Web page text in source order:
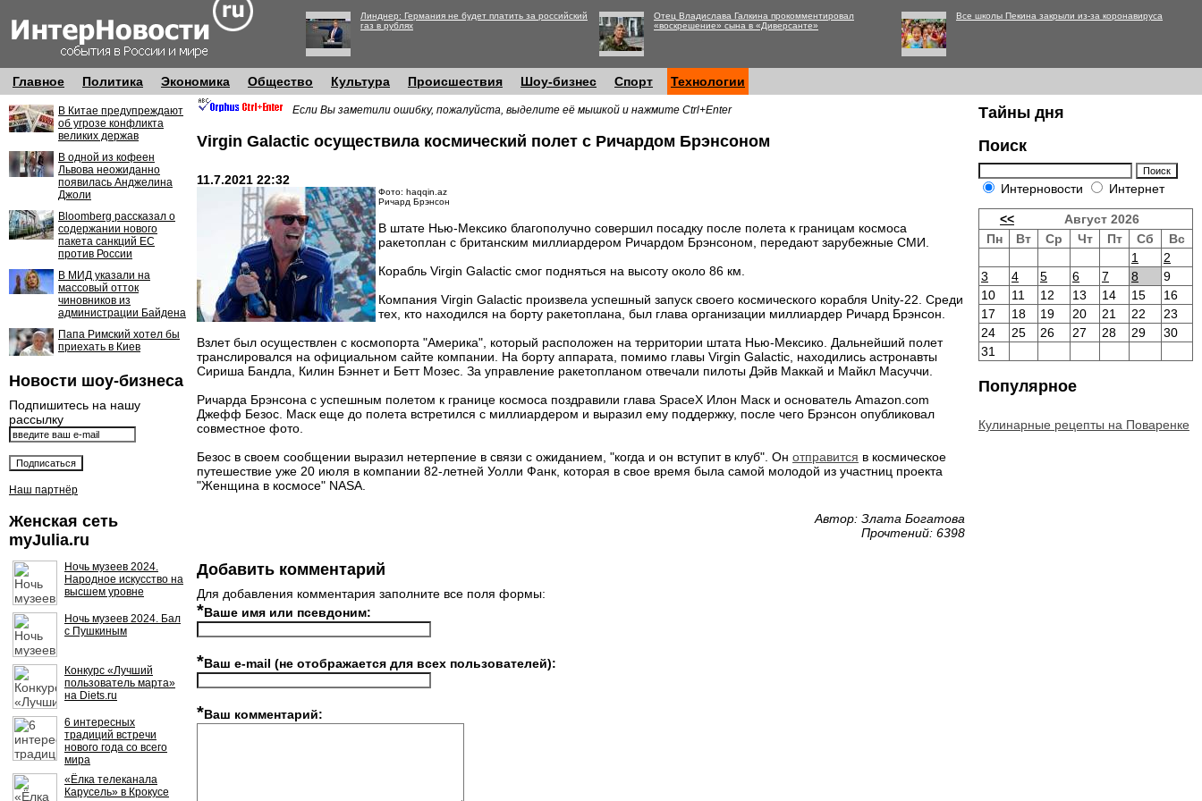
Линднер: Германия не будет платить за российский
газ в рублях
Отец Владислава Галкина прокомментировал
«воскрешение» сына в «Диверсанте»
Все школы Пекина закрыли из-за коронавируса
Главное Политика Экономика Общество Культура Происшествия Шоу-бизнес Спорт Технологии
В Китае предупреждают
об угрозе конфликта
великих держав
В одной из кофеен
Львова неожиданно
появилась Анджелина
Джоли
Bloomberg рассказал о
содержании нового
пакета санкций ЕС
против России
В МИД указали на
массовый отток
чиновников из
администрации Байдена
Папа Римский хотел бы
приехать в Киев
Новости шоу-бизнеса
Подпишитесь на нашу
рассылку
Наш партнёр
Женская сеть
myJulia.ru
Ночь музеев 2024.
Народное искусство на
высшем уровне
Ночь музеев 2024. Бал
с Пушкиным
Конкурс «Лучший
пользователь марта»
на Diets.ru
6 интересных
традиций встречи
нового года со всего
мира
«Ёлка телеканала
Карусель» в Крокусе
Если Вы заметили ошибку, пожалуйста, выделите её мышкой и нажмите Ctrl+Enter
Virgin Galactic осуществила космический полет с Ричардом Брэнсоном
11.7.2021 22:32
Фото: haqqin.az
Ричард Брэнсон
В штате Нью-Мексико благополучно совершил посадку после полета к границам космоса
ракетоплан с британским миллиардером Ричардом Брэнсоном, передают зарубежные СМИ.
Корабль Virgin Galactic смог подняться на высоту около 86 км.
Компания Virgin Galactic произвела успешный запуск своего космического корабля Unity-22. Среди
тех, кто находился на борту ракетоплана, был глава организации миллиардер Ричард Брэнсон.
Взлет был осуществлен с космопорта "Америка", который расположен на территории штата Нью-Мексико. Дальнейший полет
транслировался на официальном сайте компании. На борту аппарата, помимо главы Virgin Galactic, находились астронавты
Сириша Бандла, Килин Бэннет и Бетт Мозес. За управление ракетопланом отвечали пилоты Дэйв Маккай и Майкл Масуччи.
Ричарда Брэнсона с успешным полетом к границе космоса поздравили глава SpaceX Илон Маск и основатель Amazon.com
Джефф Безос. Маск еще до полета встретился с миллиардером и выразил ему поддержку, после чего Брэнсон опубликовал
совместное фото.
Безос в своем сообщении выразил нетерпение в связи с ожиданием, "когда и он вступит в клуб". Он отправится в космическое
путешествие уже 20 июля в компании 82-летней Уолли Фанк, которая в свое время была самой молодой из участниц проекта
"Женщина в космосе" NASA.
Автор: Злата Богатова
Прочтений: 6398
Добавить комментарий
Для добавления комментария заполните все поля формы:
*Ваше имя или псевдоним:
*Ваш e-mail (не отображается для всех пользователей):
*Ваш комментарий:
Тайны дня
Поиск
Интерновости Интернет
<<
Август 2026
Пн
Вт Ср Чт Пт Сб
Вс
1
2
3
4 5 6 7 8
9
10
11 12 13 14 15
16
17
18 19 20 21 22
23
24
25 26 27 28 29
30
31
Популярное
Кулинарные рецепты на Поваренке